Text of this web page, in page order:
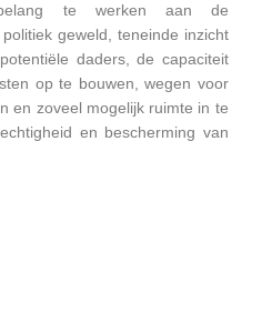
te werken aan de
geweld, teneinde inzicht
daders, de capaciteit
op te bouwen, wegen voor
en zoveel mogelijk ruimte in te
en bescherming van